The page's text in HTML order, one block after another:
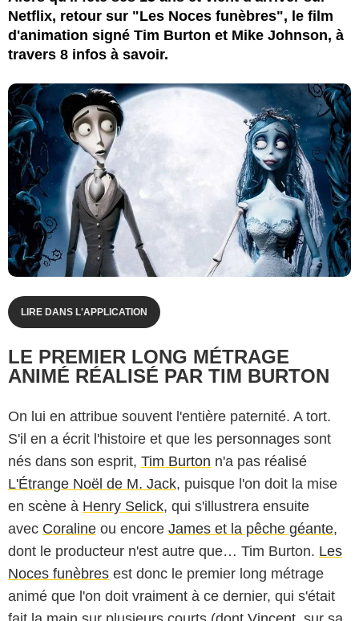
Netflix, retour sur "Les Noces funèbres", le film
d'animation signé Tim Burton et Mike Johnson, à
travers 8 infos à savoir.
LIRE DANS L'APPLICATION
LE PREMIER LONG MÉTRAGE
ANIMÉ RÉALISÉ PAR TIM BURTON
On lui en attribue souvent l'entière paternité. A tort.
S'il en a écrit l'histoire et que les personnages sont
nés dans son esprit, Tim Burton n'a pas réalisé
L'Étrange Noël de M. Jack, puisque l'on doit la mise
en scène à Henry Selick, qui s'illustrera ensuite
avec Coraline ou encore James et la pêche géante,
dont le producteur n'est autre que… Tim Burton. Les
Noces funèbres est donc le premier long métrage
animé que l'on doit vraiment à ce dernier, qui s'était